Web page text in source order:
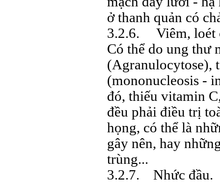
ở thanh quản có
3.2.6. Viêm, loét
Có thể do ung thư
(Agranulocytose),
(mononucleosis -
đó, thiếu vitamin
đều phải điều trị
họng, có thể là
gây nên, hay
trùng...
3.2.7. Nhức đầu.